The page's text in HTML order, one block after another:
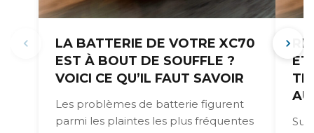
LA BATTERIE DE VOTRE XC70
EST À BOUT DE SOUFFLE ?
VOICI CE QU’IL FAUT SAVOIR
Les problèmes de batterie figurent
parmi les plaintes les plus fréquentes
ET
Sur